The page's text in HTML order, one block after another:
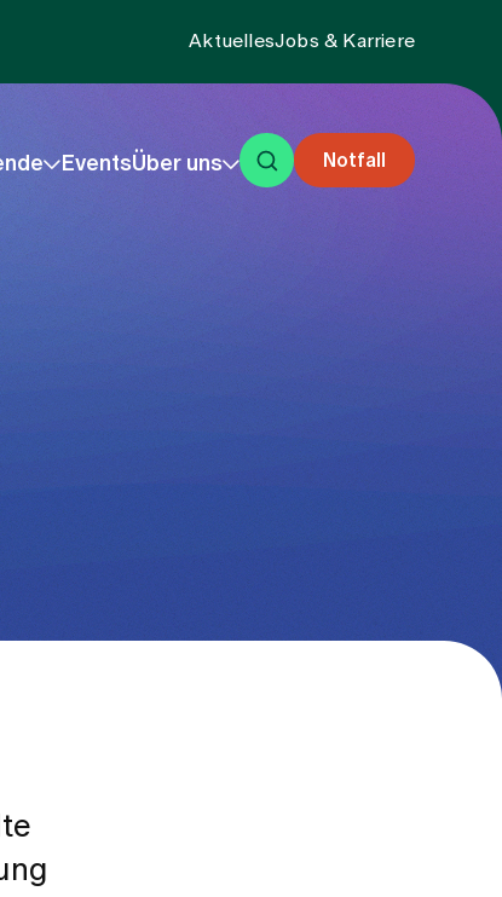
AktuellesJobs & Karriere
EventsÜber uns Notfall